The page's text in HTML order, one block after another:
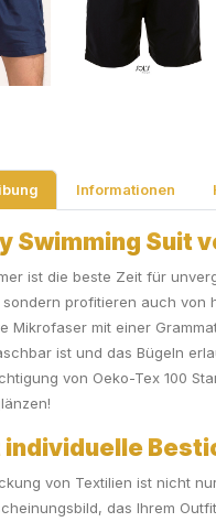
Informationen
Swimming Suit
ist die beste Zeit für
sondern profitieren auch von
Mikrofaser mit einer
ist und das Bügeln
von Oeko-Tex 100
von Textilien ist nicht
das Ihrem